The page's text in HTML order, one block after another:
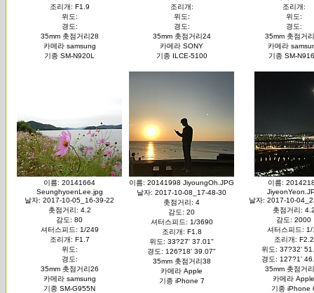
조리개: F1.9
위도:
경도:
35mm 촛점거리28
카메라 samsung
기종 SM-N920L
조리개:
위도:
경도:
35mm 촛점거리24
카메라 SONY
기종 ILCE-5100
조리개:
위도:
경도:
35mm 촛점거
카메라
기종 SM-
이름: 20141664
SeunghyoenLee.jpg
날자: 2017-10-05_16-39-22
촛점거리: 4.2
감도: 80
셔터스피드: 1/249
조리개: F1.7
위도:
경도:
35mm 촛점거리26
카메라 samsung
기종 SM-G955N
이름: 20141998 JiyoungOh.JPG
날자: 2017-10-08_17-48-30
촛점거리: 4
감도: 20
셔터스피드: 1/3690
조리개: F1.8
위도: 33?27' 37.01"
경도: 126?18' 39.07"
35mm 촛점거리38
카메라 Apple
기종 iPhone 7
이름:
날자: 2017-10-
촛점거리:
감도: 2000
셔터스피드: 1/
조리개: F2.2
위도: 37?32'
경도: 127?1'
35mm 촛점거
카메라 Apple
기종 iPhone